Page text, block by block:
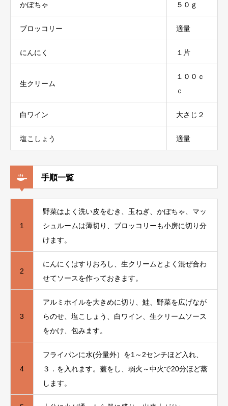
かぼちゃ ５０ｇ
ブロッコリー 適量
にんにく １片
生クリーム
１００ｃ
ｃ
白ワイン 大さじ２
塩こしょう 適量
手順一覧
1
野菜はよく洗い皮をむき、玉ねぎ、かぼちゃ、マッ
シュルームは薄切り、ブロッコリーも小房に切り分
けます。
2
にんにくはすりおろし、生クリームとよく混ぜ合わ
せてソースを作っておきます。
3
アルミホイルを大きめに切り、鮭、野菜を広げなが
らのせ、塩こしょう、白ワイン、生クリームソース
をかけ、包みます。
4
フライパンに水(分量外）を1～2センチほど入れ、
３．を入れます。蓋をし、弱火～中火で20分ほど蒸
します。